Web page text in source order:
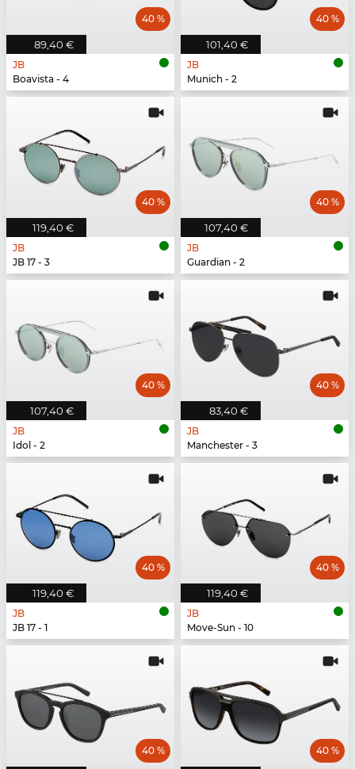
89,40 €
40 %
JB
Boavista - 4
101,40 €
40 %
JB
Munich - 2
119,40 €
40 %
JB
JB 17 - 3
107,40 €
40 %
JB
Guardian - 2
107,40 €
40 %
JB
Idol - 2
83,40 €
40 %
JB
Manchester - 3
119,40 €
40 %
JB
JB 17 - 1
119,40 €
40 %
JB
Move-Sun - 10
40 % 40 %